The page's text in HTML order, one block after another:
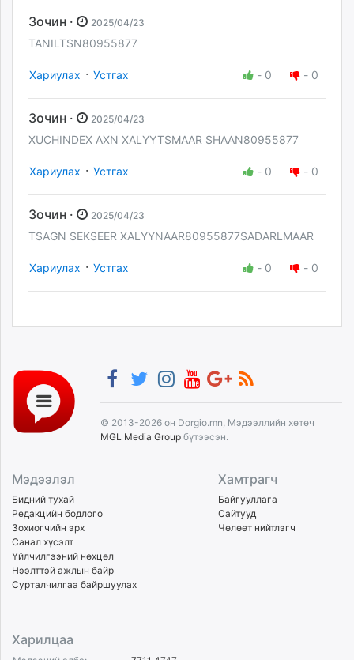
Зочин · 2025/04/23
TANILTSN80955877
Хариулах · Устгах - 0 - 0
Зочин · 2025/04/23
XUCHINDEX AXN XALYYTSMAAR SHAAN80955877
Хариулах · Устгах - 0 - 0
Зочин · 2025/04/23
TSAGN SEKSEER XALYYNAAR80955877SADARLMAAR
Хариулах · Устгах - 0 - 0
© 2013-2026 он Dorgio.mn, Мэдээллийн хөтөч
MGL Media Group бүтээсэн.
Мэдээлэл
Бидний тухай
Редакцийн бодлого
Зохиогчийн эрх
Санал хүсэлт
Үйлчилгээний нөхцөл
Нээлттэй ажлын байр
Сурталчилгаа байршуулах
Хамтрагч
Байгууллага
Сайтууд
Чөлөөт нийтлэгч
Харилцаа